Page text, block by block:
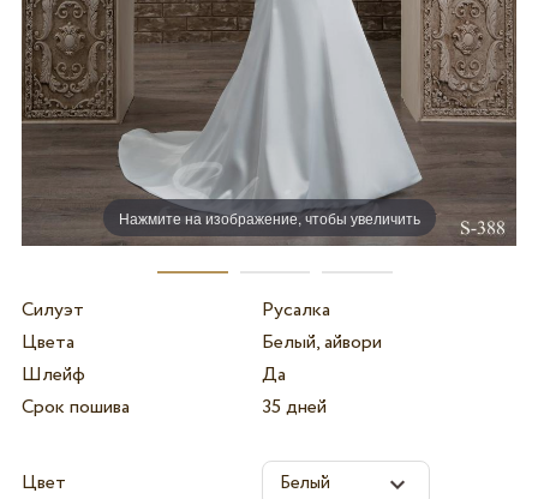
Нажмите на изображение, чтобы увеличить
Силуэт
Русалка
Цвета
Белый, айвори
Шлейф
Да
Срок пошива
35 дней
Цвет